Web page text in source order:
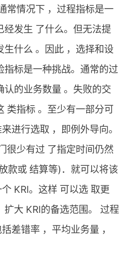
常情况下 ，过程指标是一
经发生 了什么。但无法提
生什么 。因此 ，选择和设
指标是一种挑战。通常的过
认的业务数量 。失败的交
类指标 。至少有一部分可
进行选取 ，即例外导向。
很少有过 了指定时间仍然
款或 结算等)．就可以将该
KRI。这样 可以选 取更
扩大 KRI的备选范围。 过程
差错率 ，平均业务量 ，